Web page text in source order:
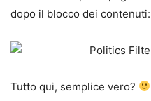
dopo il blocco dei contenuti:
Tutto qui, semplice vero?